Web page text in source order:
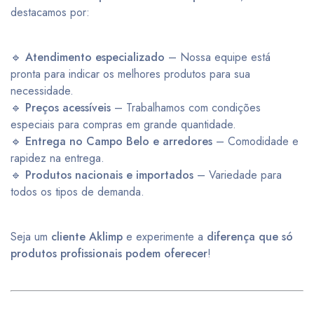
destacamos por:
🔹 Atendimento especializado – Nossa equipe está
pronta para indicar os melhores produtos para sua
necessidade.
🔹 Preços acessíveis – Trabalhamos com condições
especiais para compras em grande quantidade.
🔹 Entrega no Campo Belo e arredores – Comodidade e
rapidez na entrega.
🔹 Produtos nacionais e importados – Variedade para
todos os tipos de demanda.
Seja um cliente Aklimp e experimente a diferença que só
produtos profissionais podem oferecer!